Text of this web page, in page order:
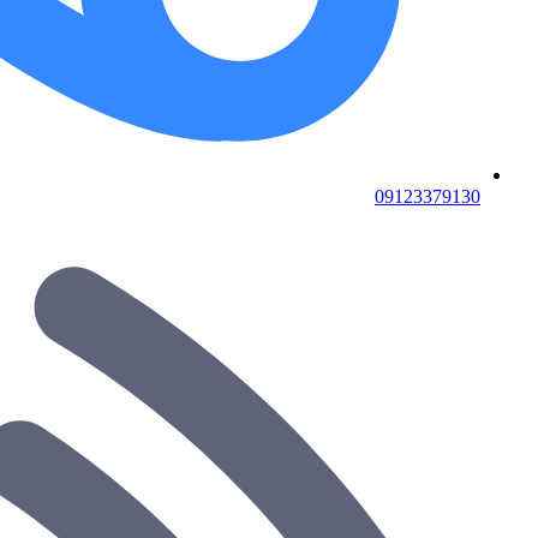
09123379130